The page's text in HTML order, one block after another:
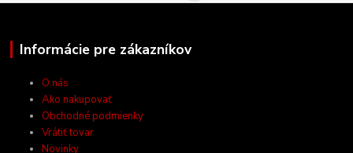
Informácie pre zákazníkov
O nás
Ako nakupovať
Obchodné podmienky
Vrátiť tovar
Novinky